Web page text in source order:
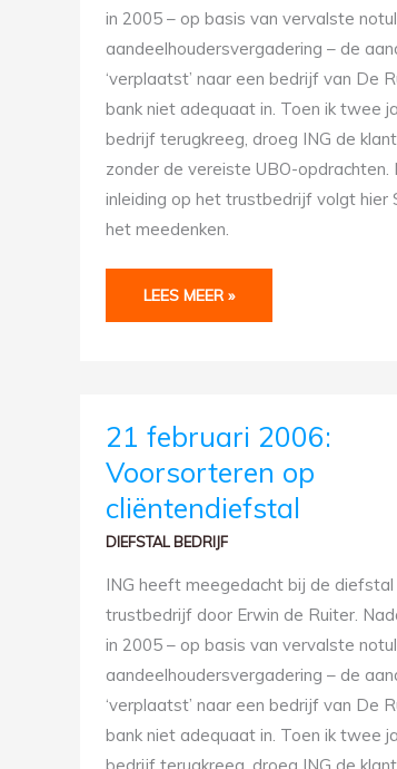
in 2005 – op basis van vervalste
aandeelhoudersvergadering – de
‘verplaatst’ naar een bedrijf van De
bank niet adequaat in. Toen ik twee
bedrijf terugkreeg, droeg ING de
zonder de vereiste UBO-opdrachten.
inleiding op het trustbedrijf volgt hier
het meedenken.
LEES MEER »
21 februari 2006:
Voorsorteren op
cliëntendiefstal
DIEFSTAL BEDRIJF
ING heeft meegedacht bij de diefstal
trustbedrijf door Erwin de Ruiter.
in 2005 – op basis van vervalste
aandeelhoudersvergadering – de
‘verplaatst’ naar een bedrijf van De
bank niet adequaat in. Toen ik twee
21
FEBRUARI
VOORSORTEREN
OP
CLIËNTENDIEFSTAL